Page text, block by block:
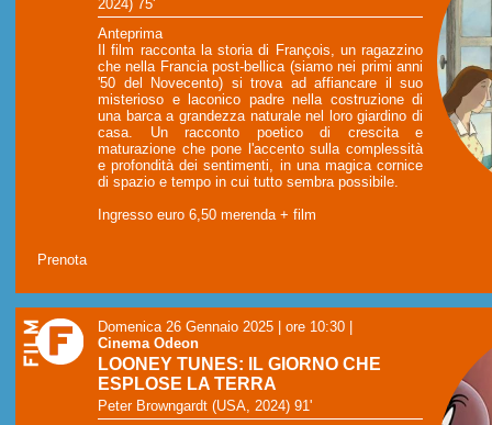
2024) 75'
Anteprima
Il film racconta la storia di François, un ragazzino
che nella Francia post-bellica (siamo nei primi anni
'50 del Novecento) si trova ad affiancare il suo
misterioso e laconico padre nella costruzione di
una barca a grandezza naturale nel loro giardino di
casa. Un racconto poetico di crescita e
maturazione che pone l'accento sulla complessità
e profondità dei sentimenti, in una magica cornice
di spazio e tempo in cui tutto sembra possibile.
Ingresso euro 6,50 merenda + film
Prenota
Domenica 26 Gennaio 2025 | ore 10:30 |
Cinema Odeon
LOONEY TUNES: IL GIORNO CHE
ESPLOSE LA TERRA
Peter Browngardt (USA, 2024) 91'